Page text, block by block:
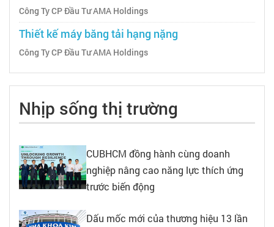
Công Ty CP Đầu Tư AMA Holdings
Thiết kế máy băng tải hạng nặng
Công Ty CP Đầu Tư AMA Holdings
Nhịp sống thị trường
CUBHCM đồng hành cùng doanh
nghiệp nâng cao năng lực thích ứng
trước biến động
Dấu mốc mới của thương hiệu 13 lần